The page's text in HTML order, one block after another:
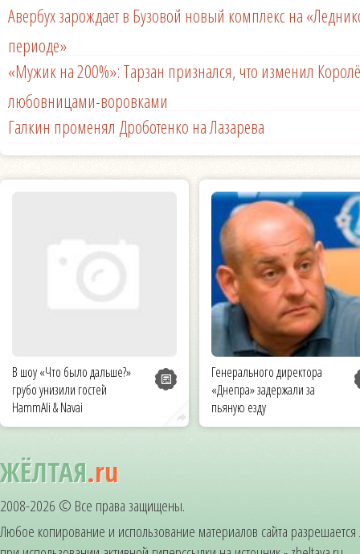
Авербух зарождает в Бузовой новый комплекс на
периоде»
«Мужик на 200%»: Тарзан признался, что изменил
любовницами-воровками
Галкин променял Дроботенко на Лазарева
В шоу «Что было дальше?»
грубо унизили гостей
HammAli & Navai
Генерального директора
«Днепра» задержали за
пьяную езду
ЖЁЛТАЯ.ru
2008-2026 © Все права защищены.
Любое копирование и использование материалов сайта